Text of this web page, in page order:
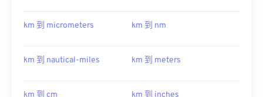
km 到 micrometers km 到 nm
km 到 nautical-miles km 到 meters
km 到 cm km 到 inches